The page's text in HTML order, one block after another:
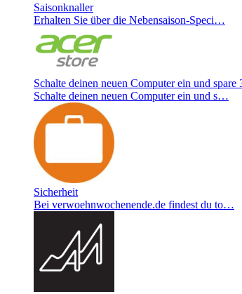
Saisonknaller
Erhalten Sie über die Nebensaison-Speci…
Schalte deinen neuen Computer ein und
Schalte deinen neuen Computer ein und s…
Sicherheit
Bei verwoehnwochenende.de findest du to…